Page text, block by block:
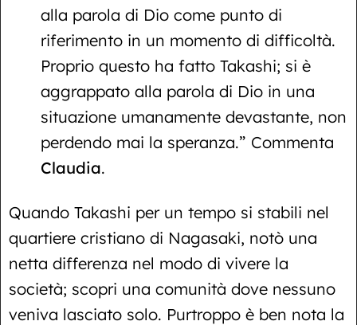
alla parola di Dio come punto di
riferimento in un momento di difficoltà.
Proprio questo ha fatto Takashi; si è
aggrappato alla parola di Dio in una
situazione umanamente devastante, non
perdendo mai la speranza.” Commenta
Claudia.
Quando Takashi per un tempo si stabili nel
quartiere cristiano di Nagasaki, notò una
netta differenza nel modo di vivere la
società; scopri una comunità dove nessuno
veniva lasciato solo. Purtroppo è ben nota la